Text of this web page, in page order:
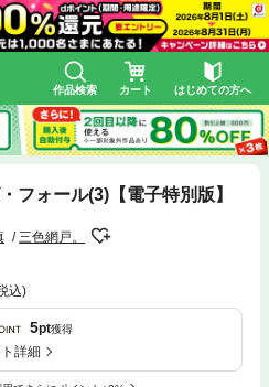
作品検索 カート はじめての方へ
ォール(3)【電子特別版】
三色網戸。
込)
5pt獲得
詳細